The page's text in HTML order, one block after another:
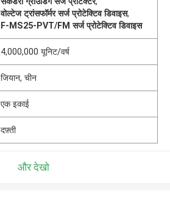
वोल्टेज ट्रांसफॉर्मर सर्ज प्रोटेक्टिव डिवाइस,
F-MS25-PVT/FM सर्ज प्रोटेक्टिव डिवाइस
4,000,000 यूनिट/वर्ष
जियान, चीन
एक इकाई
दफ़्ती
और देखो